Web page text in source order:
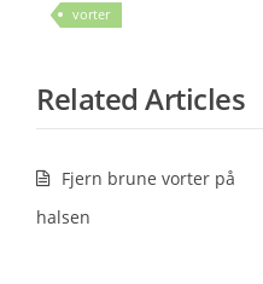
vorter
Related Articles
Fjern brune vorter på
halsen